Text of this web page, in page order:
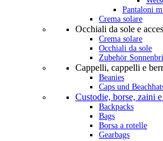
Pantaloni
Crema solare
Occhiali da sole e
Crema solare
Occhiali da sole
Zubehör
Cappelli, cappelli e
Beanies
Caps und
Custodie, borse, zaini
Backpacks
Bags
Borsa a rotelle
Gearbags